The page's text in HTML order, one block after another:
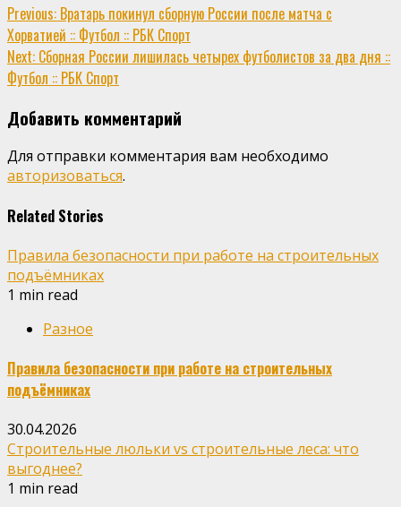
Continue
Reading
Previous: Вратарь покинул сборную России после матча с
Хорватией :: Футбол :: РБК Спорт
Next: Сборная России лишилась четырех футболистов за два дня ::
Футбол :: РБК Спорт
Добавить комментарий
Для отправки комментария вам необходимо
авторизоваться.
Related Stories
Правила безопасности при работе на строительных
подъёмниках
1 min read
Разное
Правила безопасности при работе на строительных
подъёмниках
30.04.2026
Строительные люльки vs строительные леса: что
выгоднее?
1 min read